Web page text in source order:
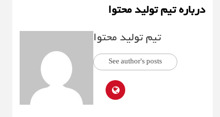
درباره تیم تولید محتوا
تیم تولید محتوا
See author's posts